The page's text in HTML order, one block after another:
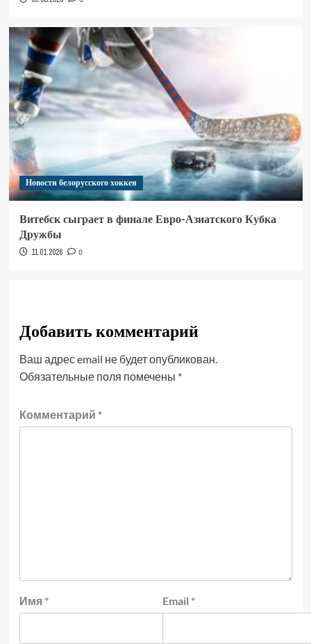
Новости белорусского хоккея
Витебск сыграет в финале Евро-Азиатского Кубка
Дружбы
11.01.2026 0
Добавить комментарий
Ваш адрес email не будет опубликован.
Обязательные поля помечены *
Комментарий *
Имя * Email *